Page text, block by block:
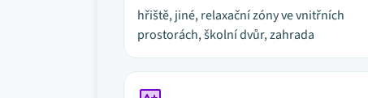
hřiště, jiné, relaxační zóny ve vnitřních
prostorách, školní dvůr, zahrada